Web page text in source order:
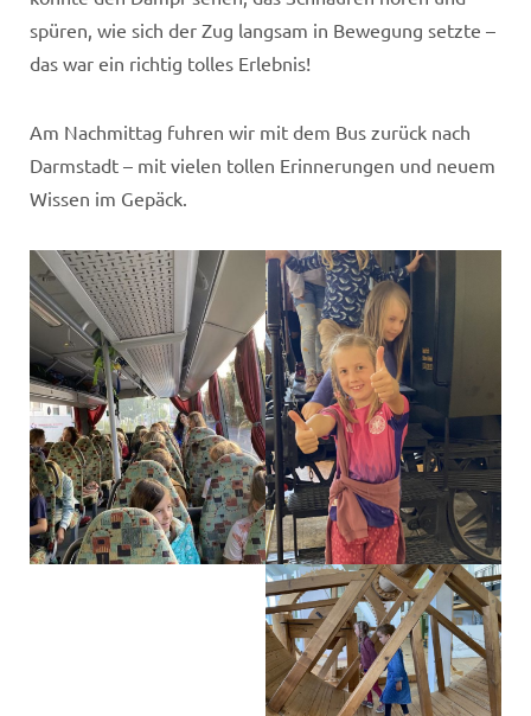
spüren, wie sich der Zug langsam in Bewegung setzte –
das war ein richtig tolles Erlebnis!
Am Nachmittag fuhren wir mit dem Bus zurück nach
Darmstadt – mit vielen tollen Erinnerungen und neuem
Wissen im Gepäck.